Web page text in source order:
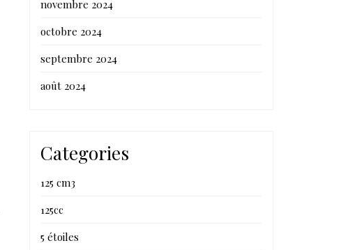
novembre 2024
octobre 2024
septembre 2024
août 2024
Categories
125 cm3
125cc
5 étoiles